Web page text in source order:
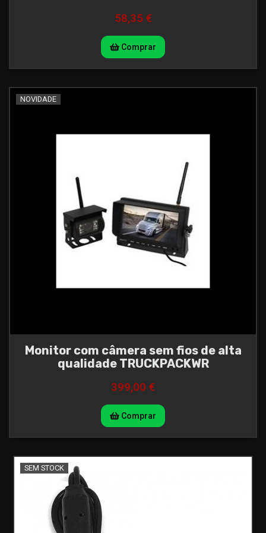
58,35 €
Comprar
NOVIDADE
Monitor com câmera sem fios de alta
qualidade TRUCKPACKWR
399,00 €
Comprar
SEM STOCK